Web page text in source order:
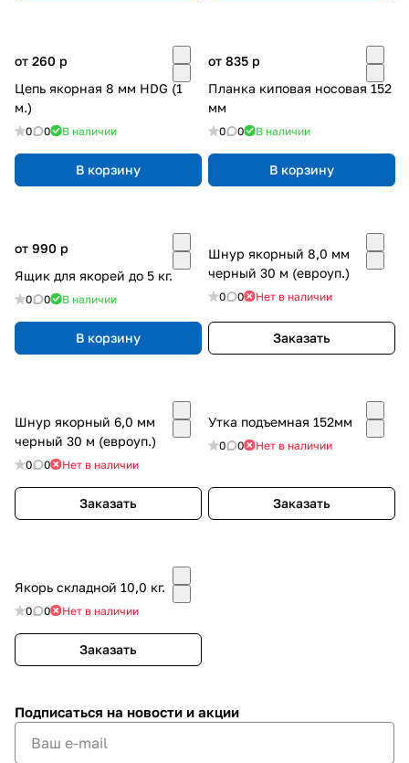
от 260 p
Цепь якорная 8 мм HDG (1
м.)
0 0 В наличии
В корзину
от 835 p
Планка киповая носовая 152
мм
0 0 В наличии
В корзину
от 990 p
Ящик для якорей до 5 кг.
0 0 В наличии
В корзину
Шнур якорный 8,0 мм
черный 30 м (евроуп.)
0 0 Нет в наличии
Заказать
Шнур якорный 6,0 мм
черный 30 м (евроуп.)
0 0 Нет в наличии
Заказать
Утка подъемная 152мм
0 0 Нет в наличии
Заказать
Якорь складной 10,0 кг.
0 0 Нет в наличии
Заказать
Подписаться на новости и акции